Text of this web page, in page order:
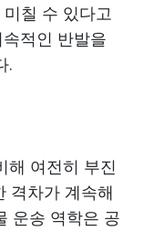
칠 수 있다고
적인 반발을
.
해 여전히 부진
격차가 계속해
운송 역학은 공